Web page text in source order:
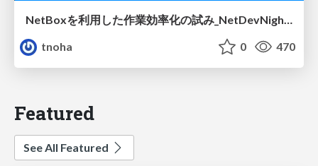
NetBoxを利用した作業効率化の試み_NetDevNight4
tnoha
0 470
Featured
See All Featured